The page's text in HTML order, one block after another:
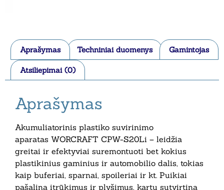
Aprašymas Techniniai duomenys Gamintojas
Atsiliepimai (0)
Aprašymas
Akumuliatorinis plastiko suvirinimo
aparatas WORCRAFT CPW-S20Li – leidžia
greitai ir efektyviai suremontuoti bet kokius
plastikinius gaminius ir automobilio dalis, tokias
kaip buferiai, sparnai, spoileriai ir kt. Puikiai
pašalina įtrūkimus ir plyšimus, kartu sutvirtina